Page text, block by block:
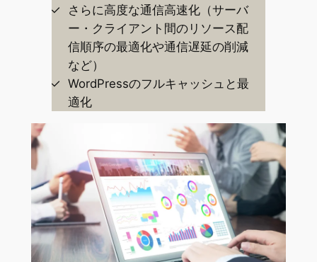
さらに高度な通信高速化（サーバ
ー・クライアント間のリソース配
信順序の最適化や通信遅延の削減
など）
WordPressのフルキャッシュと最
適化